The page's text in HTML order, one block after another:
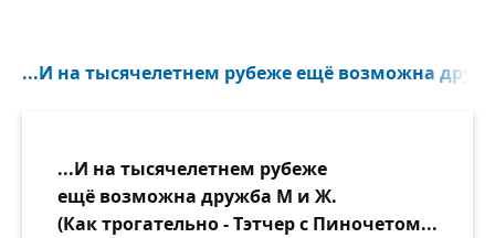
...И на тысячелетнем рубеже ещё возможна
...И на тысячелетнем рубеже
ещё возможна дружба М и Ж.
(Как трогательно - Тэтчер с Пиночетом...